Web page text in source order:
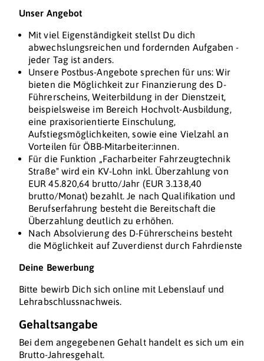
Unser Angebot
Mit viel Eigenständigkeit stellst Du dich
abwechslungsreichen und fordernden Aufgaben -
jeder Tag ist anders.
Unsere Postbus-Angebote sprechen für uns: Wir
bieten die Möglichkeit zur Finanzierung des D-
Führerscheins, Weiterbildung in der Dienstzeit,
beispielsweise im Bereich Hochvolt-Ausbildung,
eine praxisorientierte Einschulung,
Aufstiegsmöglichkeiten, sowie eine Vielzahl an
Vorteilen für ÖBB-Mitarbeiter:innen.
Für die Funktion „Facharbeiter Fahrzeugtechnik
Straße" wird ein KV-Lohn inkl. Überzahlung von
EUR 45.820,64 brutto/Jahr (EUR 3.138,40
brutto/Monat) bezahlt. Je nach Qualifikation und
Berufserfahrung besteht die Bereitschaft die
Überzahlung deutlich zu erhöhen.
Nach Absolvierung des D-Führerscheins besteht
die Möglichkeit auf Zuverdienst durch Fahrdienste
Deine Bewerbung
Bitte bewirb Dich sich online mit Lebenslauf und
Lehrabschlussnachweis.
Gehaltsangabe
Bei dem angegebenen Gehalt handelt es sich um ein
Brutto-Jahresgehalt.